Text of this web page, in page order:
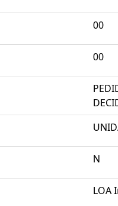
00
00
N
LOA